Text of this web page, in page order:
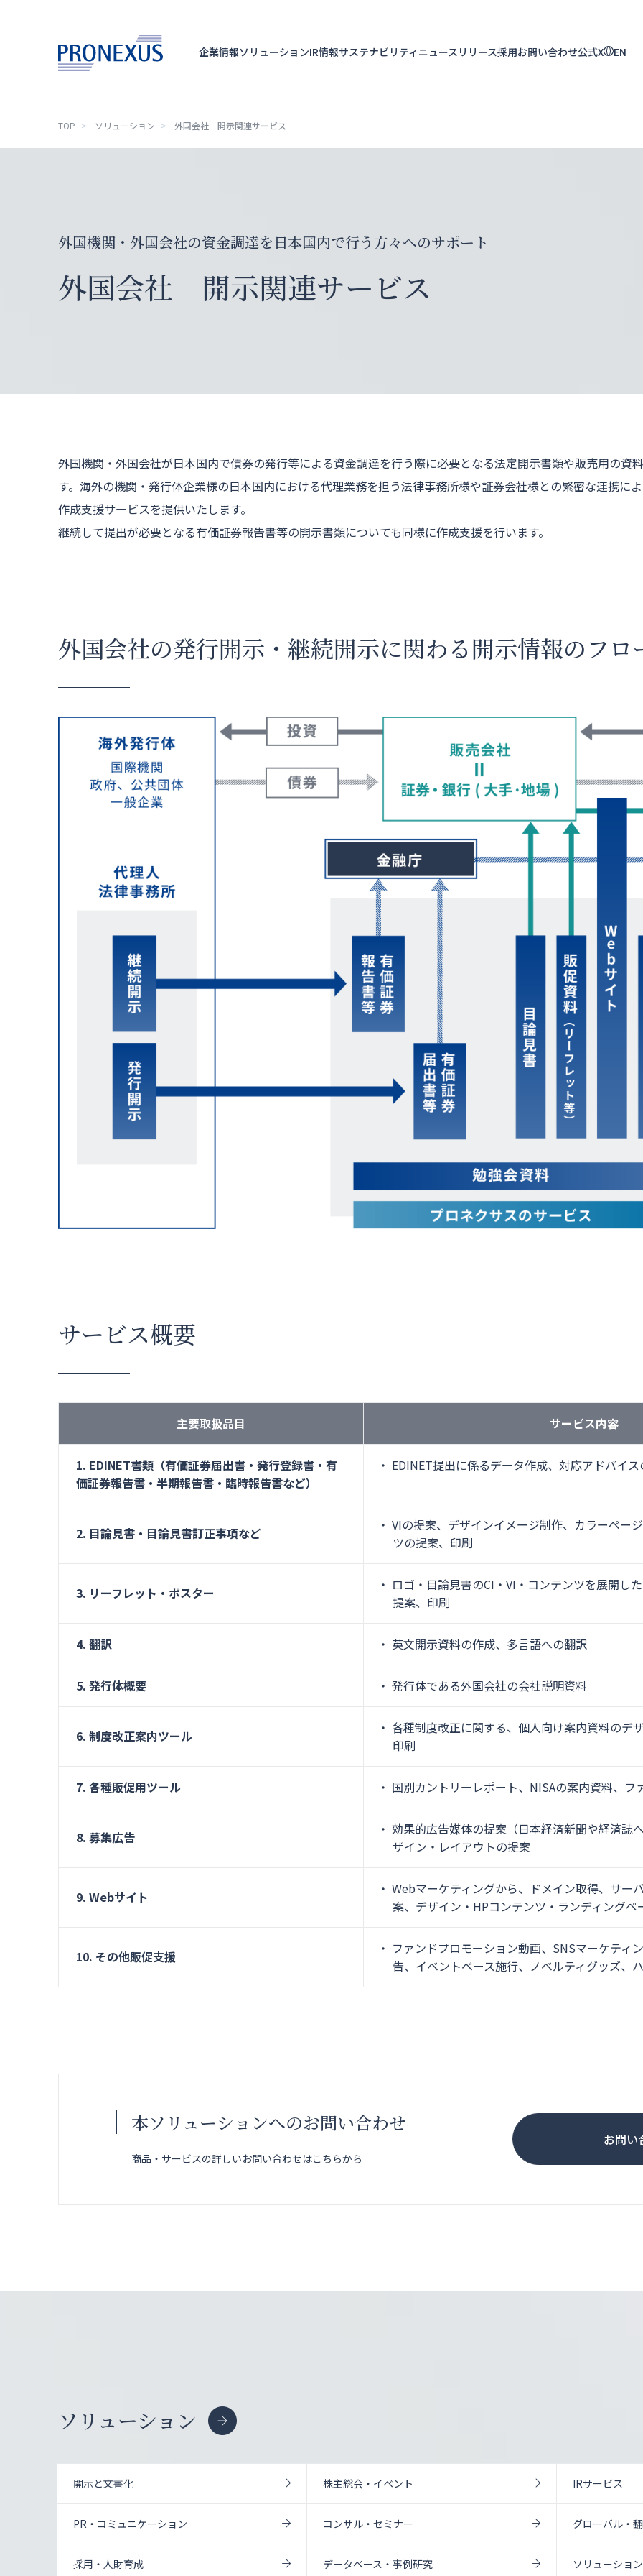
企業情報ソリューションIR情報サステナビリティ ニュースリリース採用お問い合わせ公式X EN
TOP
サステナビリティ
ニュースリリース
TOP ソリューション 外国会社 開示関連サービス
外国機関・外国会社の資金調達を日本国内で行う方々へのサポート
外国会社 開示関連サービス
外国機関・外国会社が日本国内で債券の発行等による資金調達を行う際に必要となる法定開示書類や販売用の資
す。海外の機関・発行体企業様の日本国内における代理業務を担う法律事務所様や証券会社様との緊密な連携に
作成支援サービスを提供いたします。
継続して提出が必要となる有価証券報告書等の開示書類についても同様に作成支援を行います。
外国会社の発行開示・継続開示に関わる開示情報のフロ
サービス概要
主要取扱品目 サービス内容
1. EDINET書類（有価証券届出書・発行登録書・有
価証券報告書・半期報告書・臨時報告書など）
EDINET提出に係るデータ作成、対応アドバイ
2. 目論見書・目論見書訂正事項など
VIの提案、デザインイメージ制作、カラーペー
ツの提案、印刷
3. リーフレット・ポスター
ロゴ・目論見書のCI・VI・コンテンツを展開し
提案、印刷
4. 翻訳 英文開示資料の作成、多言語への翻訳
5. 発行体概要 発行体である外国会社の会社説明資料
6. 制度改正案内ツール
各種制度改正に関する、個人向け案内資料のデ
印刷
7. 各種販促用ツール 国別カントリーレポート、NISAの案内資料、フ
8. 募集広告
効果的広告媒体の提案（日本経済新聞や経済誌
ザイン・レイアウトの提案
9. Webサイト
Webマーケティングから、ドメイン取得、サー
案、デザイン・HPコンテンツ・ランディングペ
10. その他販促支援
ファンドプロモーション動画、SNSマーケティ
告、イベントベース施行、ノベルティグッズ、
本ソリューションへのお問い合わせ
商品・サービスの詳しいお問い合わせはこちらから
お問い
ソリューション
開示と文書化 株主総会・イベント IRサービス
PR・コミュニケーション コンサル・セミナー グローバル・
採用・人財育成 データベース・事例研究 ソリューショ